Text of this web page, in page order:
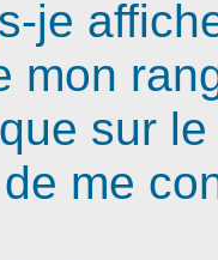
je
mon
sur
me